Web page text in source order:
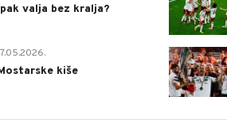
valja bez kralja?
kiše